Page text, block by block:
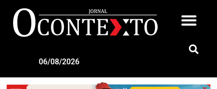
06/08/2026